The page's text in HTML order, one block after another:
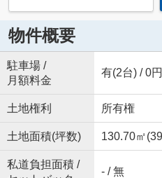
物件概要
駐車場 /
月額料金
有(2台) / 0円
土地権利 所有権
土地面積(坪数) 130.70㎡
私道負担面積 /
- / 無